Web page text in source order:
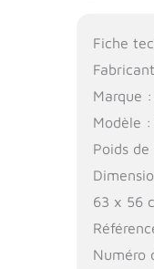
Fiche
Marque
Modèle :
Poids
63 x 56
Numéro